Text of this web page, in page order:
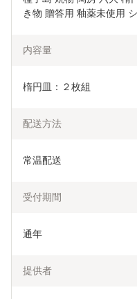
き物 贈答用 釉薬未使用
内容量
楕円皿：２枚組
配送方法
常温配送
受付期間
通年
提供者